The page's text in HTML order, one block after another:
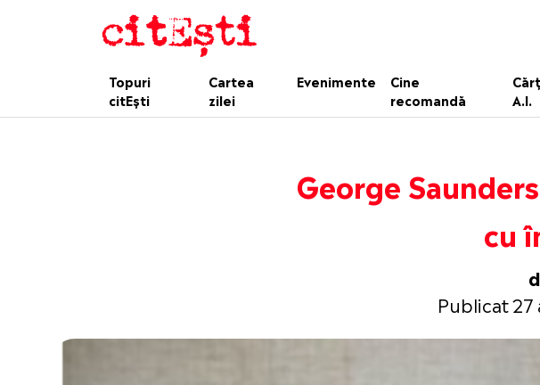
Topuri
citEști
Cartea
zilei
Evenimente
Cine
recomandă
A.I.
George
cu
Publicat